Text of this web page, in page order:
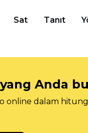
Sat Tanıt
Anda
online dalam